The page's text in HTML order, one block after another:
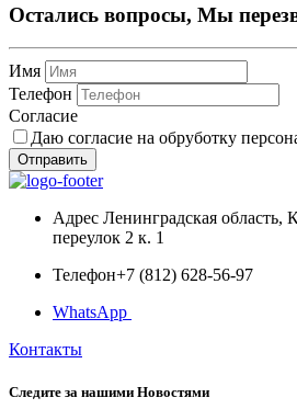
Остались вопросы, Мы
Имя
Телефон
Согласие
Даю согласие на обруботку
Отправить
Адрес Ленинградская область,
переулок 2 к. 1
Телефон+7 (812) 628-56-97
WhatsApp
Контакты
Следите за нашими Новостями